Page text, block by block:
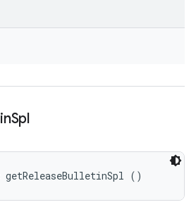
Spl
getReleaseBulletinSpl ()